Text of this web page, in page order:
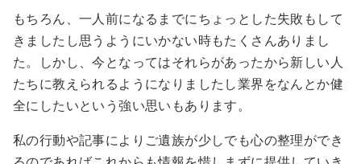
もちろん、一人前になるまでにちょっとした失敗もして
きましたし思うようにいかない時もたくさんありまし
た。しかし、今となってはそれらがあったから新しい人
たちに教えられるようになりましたし業界をなんとか健
全にしたいという強い思いもあります。
私の行動や記事によりご遺族が少しでも心の整理ができ